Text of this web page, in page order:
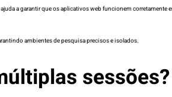
a garantir que os aplicativos web funcionem corretamente
ambientes de pesquisa precisos e isolados.
sessões?